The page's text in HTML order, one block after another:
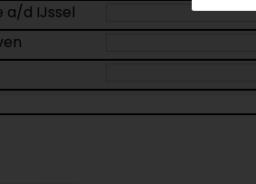
a/d IJssel